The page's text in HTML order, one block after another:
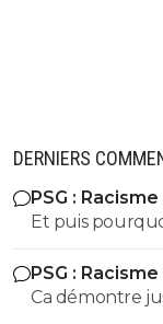
DERNIERS
PSG :
Et puis
s'exprimer? Toi t'es un gros débile qui sait pas faire la
différence
t'exprimer lol Tous les abrutis et idiots ont le droit de
PSG :
Ca démontre